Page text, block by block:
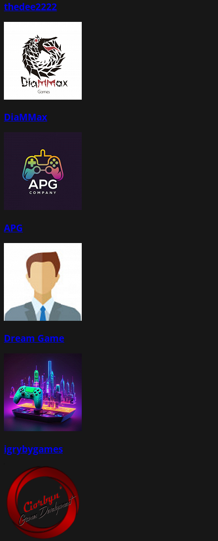
thedee2222
DiaMMax
APG
Dream Game
igrybygames